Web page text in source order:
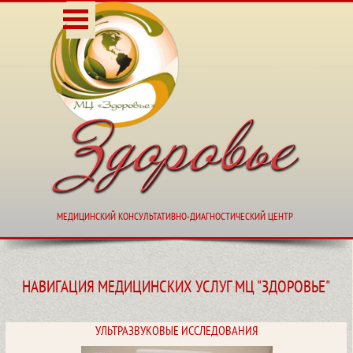
Перейти к контентуПропустить меню
МЕДИЦИНСКИЙ КОНСУЛЬТАТИВНО-
МЕДИЦИНСКИЙ КОНСУЛЬТАТИВНО-ДИАГНОСТИЧЕСКИЙ ЦЕНТР
НАВИГАЦИЯ МЕДИЦИНСКИХ УСЛУГ МЦ "ЗДОРОВЬЕ"
УЛЬТРАЗВУКОВЫЕ ИССЛЕДОВАНИЯ